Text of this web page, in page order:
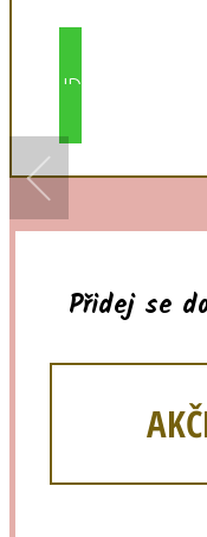
JDU DO TOHO!
Přidej se